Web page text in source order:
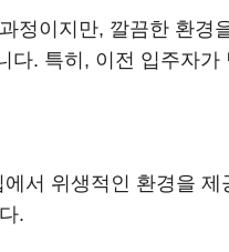
정이지만, 깔끔한 환
. 특히, 이전 입주자
서 위생적인 환경을
.